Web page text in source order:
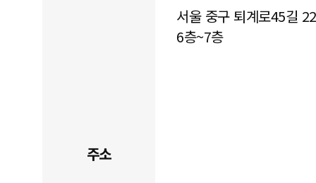
주소
서울 중구 퇴계로45길
6층~7층